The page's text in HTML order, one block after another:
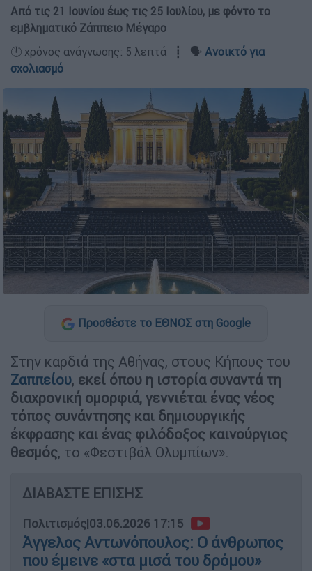
Από τις 21 Ιουνίου έως τις 25 Ιουλίου, με φόντο το
εμβληματικό Ζάππειο Μέγαρο
🕛 χρόνος ανάγνωσης: 5 λεπτά ┋ 🗣️ Ανοικτό για
σχολιασμό
Προσθέστε το ΕΘΝΟΣ στη Google
Στην καρδιά της Αθήνας, στους Κήπους του
Ζαππείου, εκεί όπου η ιστορία συναντά τη
διαχρονική ομορφιά, γεννιέται ένας νέος
τόπος συνάντησης και δημιουργικής
έκφρασης και ένας φιλόδοξος καινούργιος
θεσμός, το «Φεστιβάλ Ολυμπίων».
ΔΙΑΒΑΣΤΕ ΕΠΙΣΗΣ
Πολιτισμός|03.06.2026 17:15
Άγγελος Αντωνόπουλος: Ο άνθρωπος
που έμεινε «στα μισά του δρόμου»